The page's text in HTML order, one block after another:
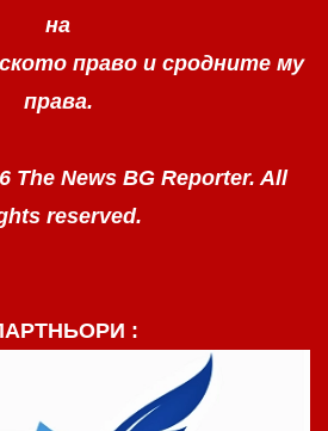
на
право и сродните му
права.
The News BG Reporter. All
reserved.
: